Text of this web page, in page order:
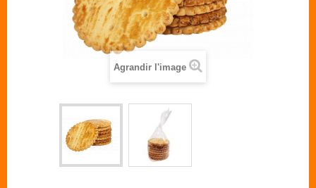
Agrandir l'image